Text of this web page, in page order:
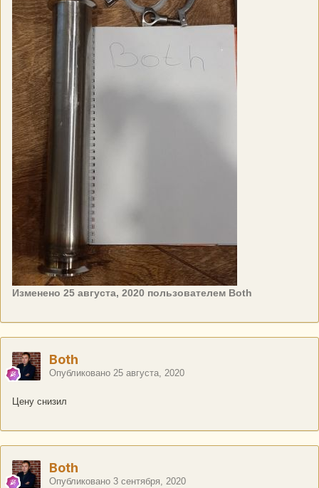
Изменено 25 августа, 2020 пользователем Both
Both
Опубликовано 25 августа, 2020
Цену снизил
Both
Опубликовано 3 сентября, 2020